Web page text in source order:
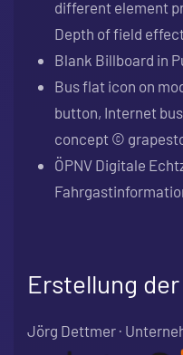
different element
Depth of field
Blank Billboard in
Bus flat icon on
button, Internet
concept ©
ÖPNV Digitale
Erstellung
Jörg Dettmer ·